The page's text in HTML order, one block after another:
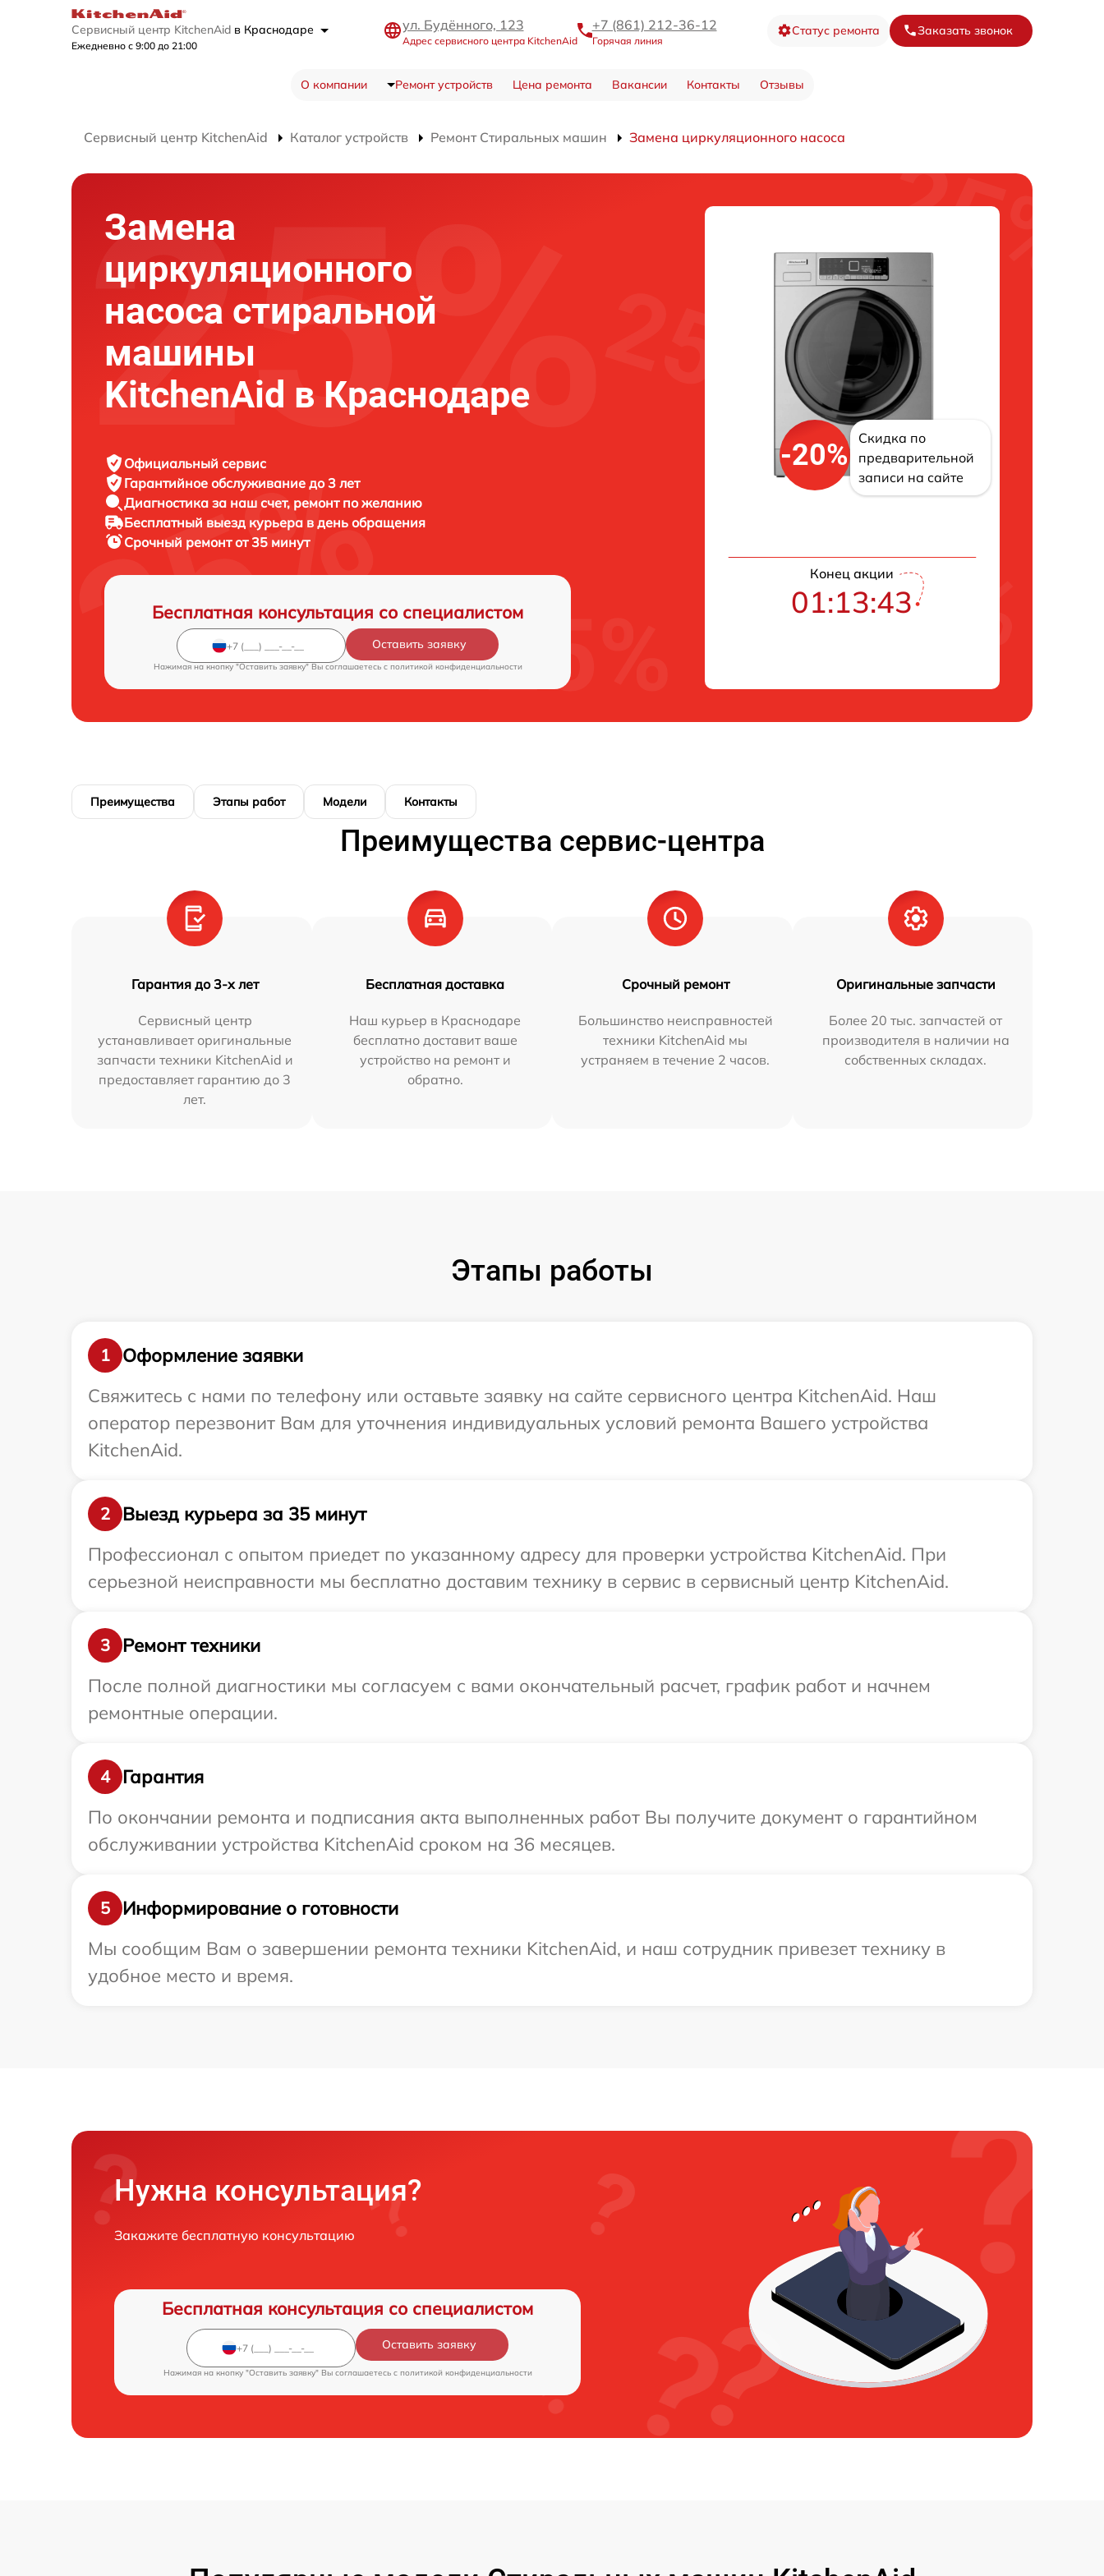
Сервисный центр KitchenAid в Краснодаре
Ежедневно с 9:00 до 21:00
ул. Будённого, 123
Адрес сервисного центра KitchenAid
+7 (861) 212-36-12
Горячая линия
Статус ремонта Заказать звонок
О компании Ремонт устройств Цена ремонта Вакансии Контакты Отзывы
Сервисный центр KitchenAid Каталог устройств Ремонт Стиральных машин Замена циркуляционного насоса
Замена
циркуляционного
насоса стиральной
машины
KitchenAid в Краснодаре
Официальный сервис
Гарантийное обслуживание до 3 лет
Диагностика за наш счет, ремонт по желанию
Бесплатный выезд курьера в день обращения
Срочный ремонтот 35 минут
Бесплатная консультация со специалистом
Оставить заявку
Нажимая на кнопку "Оставить заявку" Вы соглашаетесь c политикой конфиденциальности
-20%
Скидка по
предварительной
записи на сайте
Конец акции
01:13:42
Преимущества Этапы работ Модели Контакты
Преимущества сервис-центра
Гарантия до 3-х лет
Сервисный центр
устанавливает оригинальные
запчасти техники KitchenAid и
предоставляет гарантию до 3
лет.
Бесплатная доставка
Наш курьер в Краснодаре
бесплатно доставит ваше
устройство на ремонт и
обратно.
Срочный ремонт
Большинство неисправностей
техники KitchenAid мы
устраняем в течение 2 часов.
Оригинальные запчасти
Более 20 тыс. запчастей от
производителя в наличии на
собственных складах.
Этапы работы
1
Оформление заявки
Свяжитесь с нами по телефону или оставьте заявку на сайте сервисного центра KitchenAid. Наш
оператор перезвонит Вам для уточнения индивидуальных условий ремонта Вашего устройства
KitchenAid.
2
Выезд курьера за 35 минут
Профессионал с опытом приедет по указанному адресу для проверки устройства KitchenAid. При
серьезной неисправности мы бесплатно доставим технику в сервис в сервисный центр KitchenAid.
3
Ремонт техники
После полной диагностики мы согласуем с вами окончательный расчет, график работ и начнем
ремонтные операции.
4
Гарантия
По окончании ремонта и подписания акта выполненных работ Вы получите документ о гарантийном
обслуживании устройства KitchenAid сроком на 36 месяцев.
5
Информирование о готовности
Мы сообщим Вам о завершении ремонта техники KitchenAid, и наш сотрудник привезет технику в
удобное место и время.
Нужна консультация?
Закажите бесплатную консультацию
Бесплатная консультация со специалистом
Оставить заявку
Нажимая на кнопку "Оставить заявку" Вы соглашаетесь c политикой конфиденциальности